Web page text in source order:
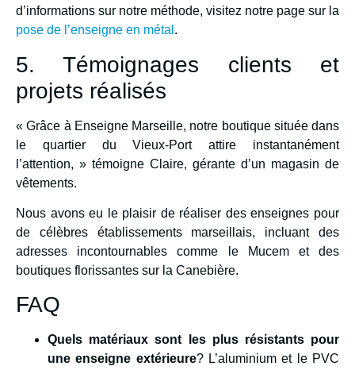
d’informations sur notre méthode, visitez notre page sur la
pose de l’enseigne en métal .
5. Témoignages clients et
projets réalisés
« Grâce à Enseigne Marseille, notre boutique située dans
le quartier du Vieux-Port attire instantanément
l’attention, » témoigne Claire, gérante d’un magasin de
vêtements.
Nous avons eu le plaisir de réaliser des enseignes pour
de célèbres établissements marseillais, incluant des
adresses incontournables comme le Mucem et des
boutiques florissantes sur la Canebière.
FAQ
Quels matériaux sont les plus résistants pour
une enseigne extérieure? L’aluminium et le PVC